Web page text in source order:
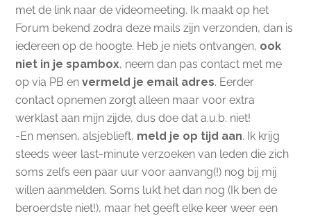
met de link naar de videomeeting. Ik maakt op het
Forum bekend zodra deze mails zijn verzonden, dan is
iedereen op de hoogte. Heb je niets ontvangen, ook
niet in je spambox, neem dan pas contact met me
op via PB envermeld je email adres. Eerder
contact opnemen zorgt alleen maar voor extra
werklast aan mijn zijde, dus doe dat a.u.b. niet!
-En mensen, alsjeblieft, meld je op tijd aan. Ik krijg
steeds weer last-minute verzoeken van leden die zich
soms zelfs een paar uur voor aanvang(!) nog bij mij
willen aanmelden. Soms lukt het dan nog (Ik ben de
beroerdste niet!), maar het geeft elke keer weer een